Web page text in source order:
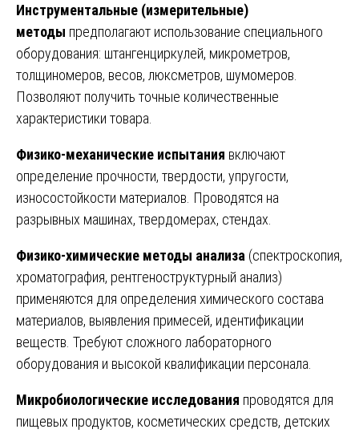
Инструментальные (измерительные)
методы предполагают использование специального
оборудования: штангенциркулей, микрометров,
толщиномеров, весов, люксметров, шумомеров.
Позволяют получить точные количественные
характеристики товара.
Физико-механические испытания включают
определение прочности, твердости, упругости,
износостойкости материалов. Проводятся на
разрывных машинах, твердомерах, стендах.
Физико-химические методы анализа (спектроскопия,
хроматография, рентгеноструктурный анализ)
применяются для определения химического состава
материалов, выявления примесей, идентификации
веществ. Требуют сложного лабораторного
оборудования и высокой квалификации персонала.
Микробиологические исследования проводятся для
пищевых продуктов, косметических средств, детских